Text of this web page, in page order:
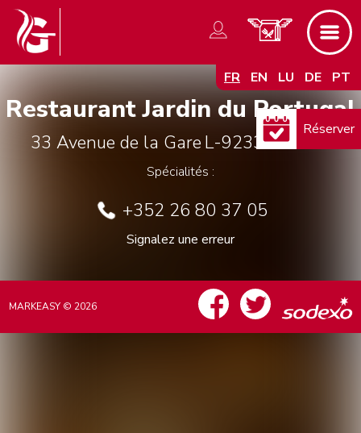
FR EN LU DE PT
Restaurant Jardin du Portugal
33 Avenue de la Gare L-9233 Diekirch
Spécialités :
+352 26 80 37 05
Signalez une erreur
Réserver
MARKEASY © 2026